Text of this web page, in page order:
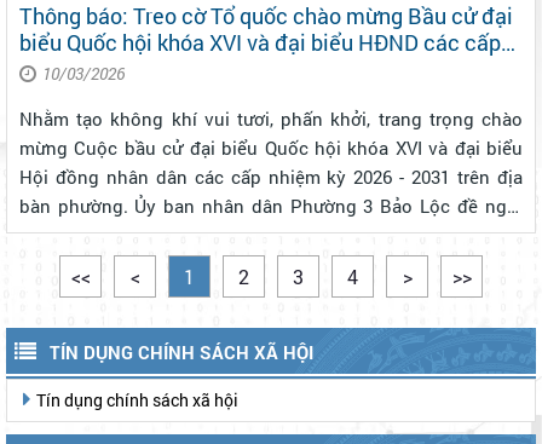
Thông báo: Treo cờ Tổ quốc chào mừng Bầu cử đại
biểu Quốc hội khóa XVI và đại biểu HĐND các cấp
nhiệm kỳ 2026 – 2031
10/03/2026
Nhằm tạo không khí vui tươi, phấn khởi, trang trọng chào
mừng Cuộc bầu cử đại biểu Quốc hội khóa XVI và đại biểu
Hội đồng nhân dân các cấp nhiệm kỳ 2026 - 2031 trên địa
bàn phường. Ủy ban nhân dân Phường 3 Bảo Lộc đề nghị
tất cả các cơ quan, đơn vị, doanh nghiệp, xí nghiệp, trường
học, trạm y tế tr...
<< < 1 2 3 4 > >>
TÍN DỤNG CHÍNH SÁCH XÃ HỘI
Tín dụng chính sách xã hội